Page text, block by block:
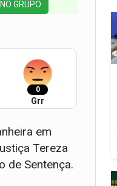
GRUPO
0
Grr
em
Tereza
de Sentença.